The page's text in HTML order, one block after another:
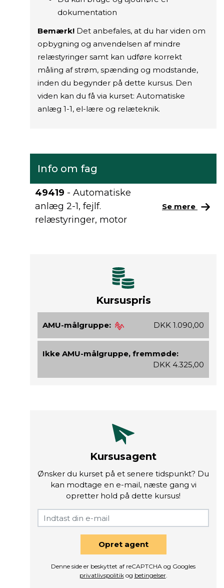
dokumentation
Bemærk! Det anbefales, at du har viden om
opbygning og anvendelsen af mindre
relæstyringer samt kan udføre korrekt
måling af strøm, spænding og modstande,
inden du begynder på dette kursus. Den
viden kan du få via kurset: Automatiske
anlæg 1-1, el-lære og relæteknik.
Info om fag
49419 - Automatiske
anlæg 2-1, fejlf.
relæstyringer, motor
Se mere
Kursuspris
AMU-målgruppe: DKK 1.090,00
Ikke AMU-målgruppe, fremmøde:
DKK 4.325,00
Kursusagent
Ønsker du kurset på et senere tidspunkt? Du
kan modtage en e-mail, næste gang vi
opretter hold på dette kursus!
Opret agent
Denne side er beskyttet af reCAPTCHA og Googles
privatlivspolitikog betingelser.